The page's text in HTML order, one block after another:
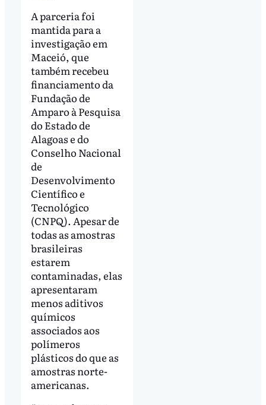
A parceria foi
mantida para a
investigação em
Maceió, que
também recebeu
financiamento da
Fundação de
Amparo à Pesquisa
do Estado de
Alagoas e do
Conselho Nacional
de
Desenvolvimento
Científico e
Tecnológico
(CNPQ). Apesar de
todas as amostras
brasileiras
estarem
contaminadas, elas
apresentaram
menos aditivos
químicos
associados aos
polímeros
plásticos do que as
amostras norte-
americanas.